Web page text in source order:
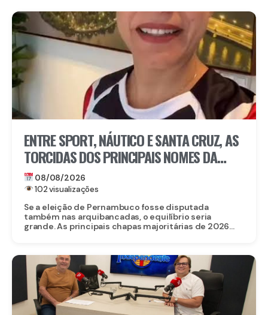
ENTRE SPORT, NÁUTICO E SANTA CRUZ, AS
TORCIDAS DOS PRINCIPAIS NOMES DA
ELEIÇÃO EM PERNAMBUCO
08/08/2026
102 visualizações
Se a eleição de Pernambuco fosse disputada
também nas arquibancadas, o equilíbrio seria
grande. As principais chapas majoritárias de 2026...